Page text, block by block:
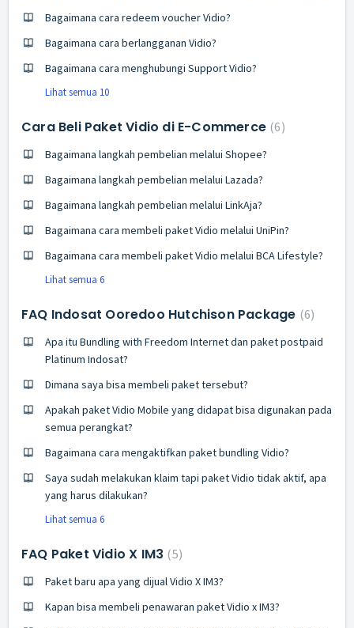
Bagaimana cara redeem voucher Vidio?
Bagaimana cara berlangganan Vidio?
Bagaimana cara menghubungi Support Vidio?
Lihat semua 10
Cara Beli Paket Vidio di E-Commerce 6
Bagaimana langkah pembelian melalui Shopee?
Bagaimana langkah pembelian melalui Lazada?
Bagaimana langkah pembelian melalui LinkAja?
Bagaimana cara membeli paket Vidio melalui UniPin?
Bagaimana cara membeli paket Vidio melalui BCA Lifestyle?
Lihat semua 6
FAQ Indosat Ooredoo Hutchison Package 6
Apa itu Bundling with Freedom Internet dan paket postpaid
Platinum Indosat?
Dimana saya bisa membeli paket tersebut?
Apakah paket Vidio Mobile yang didapat bisa digunakan pada
semua perangkat?
Bagaimana cara mengaktifkan paket bundling Vidio?
Saya sudah melakukan klaim tapi paket Vidio tidak aktif, apa
yang harus dilakukan?
Lihat semua 6
FAQ Paket Vidio X IM3 5
Paket baru apa yang dijual Vidio X IM3?
Kapan bisa membeli penawaran paket Vidio x IM3?